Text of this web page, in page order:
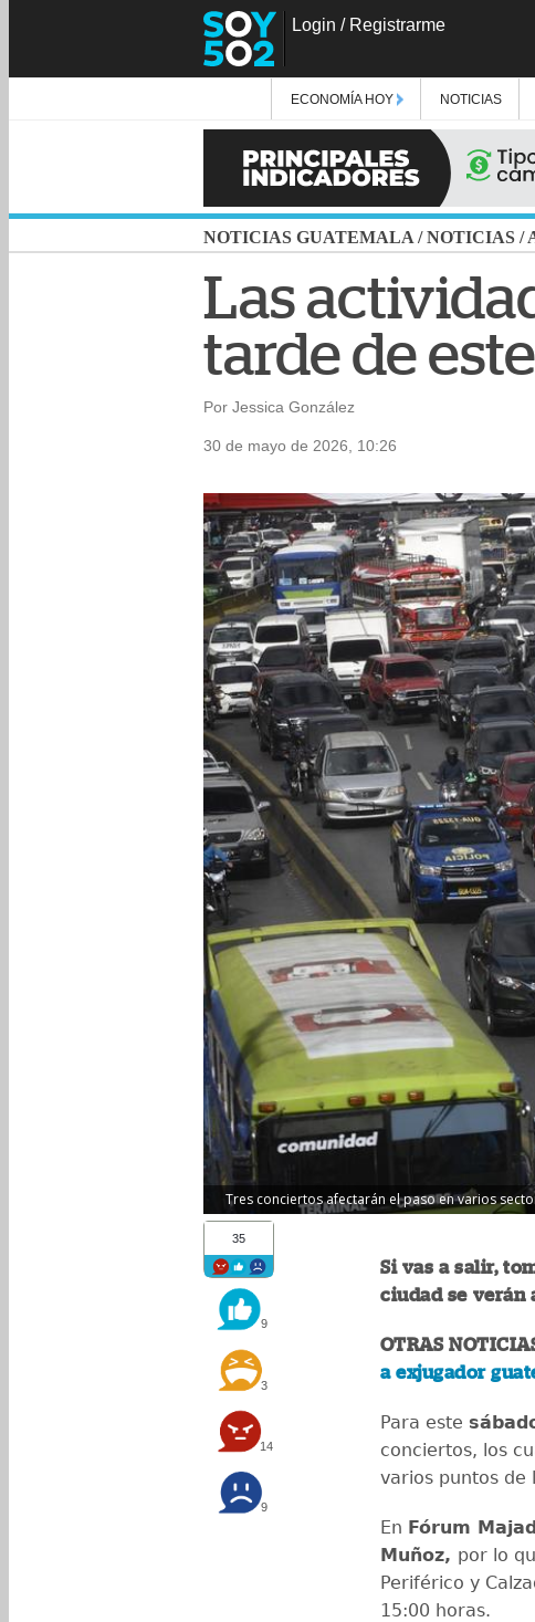
Login / Registrarme
ECONOMÍA HOY NOTICIAS
NOTICIAS GUATEMALA /NOTICIAS /
Las
tarde de
Por Jessica González
30 de mayo de 2026, 10:26
Tres conciertos afectarán el paso en varios
35
9
3
14
9
Si vas a salir,
ciudad se verán
OTRAS
a exjugador
Para este
conciertos, los
varios puntos de
En Fórum
Muñoz, por lo
Periférico y
15:00 horas.